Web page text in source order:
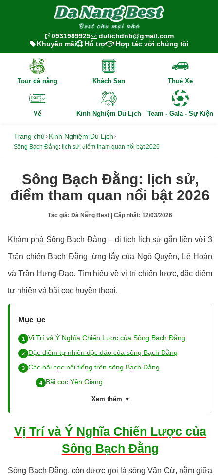
0931989925
dulichdnb@gmail.com
Khuyến mãi
Hỗ trợ Hợp tác với chúng tôi
Tour đà nẵng Khách Sạn Thuê Xe
Vé Kinh Nghiệm Du Lịch Team - Gala - Sự Kiện
Trang chủ › Kinh Nghiệm Du Lịch ›
Sông Bạch Đằng: lịch sử, điểm tham quan nổi bật 2026
Sông Bạch Đằng: lịch sử,
điểm tham quan nổi bật 2026
Tác giả:Đà Nẵng Best | Cập nhật:12/03/2026
Khám phá Sông Bạch Đằng – di tích lịch sử gắn liền với 3
Trận chiến Bạch Đằng lừng lẫy của Ngô Quyền, Lê Hoàn
và Trần Hưng Đạo. Tìm hiểu về vị trí chiến lược, đặc điểm
tự nhiên và bãi cọc huyền thoại.
Mục lục
Vị Trí và Ý Nghĩa Chiến Lược của Sông Bạch Đằng
Đặc điểm tự nhiên độc đáo của sông Bạch Đằng
Các bãi cọc nổi tiếng trên sông Bạch Đằng
Bãi cọc Yên Giang
Xem thêm ▼
Vị Trí và Ý Nghĩa Chiến Lược của
Sông Bạch Đằng
Sông Bạch Đằng, còn được gọi là sông Vân Cừ, nằm giữa